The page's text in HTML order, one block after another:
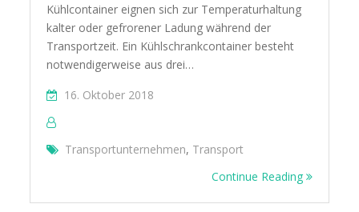
Kühlcontainer eignen sich zur Temperaturhaltung
kalter oder gefrorener Ladung während der
Transportzeit. Ein Kühlschrankcontainer besteht
notwendigerweise aus drei…
16. Oktober 2018
Transportunternehmen, Transport
Continue Reading